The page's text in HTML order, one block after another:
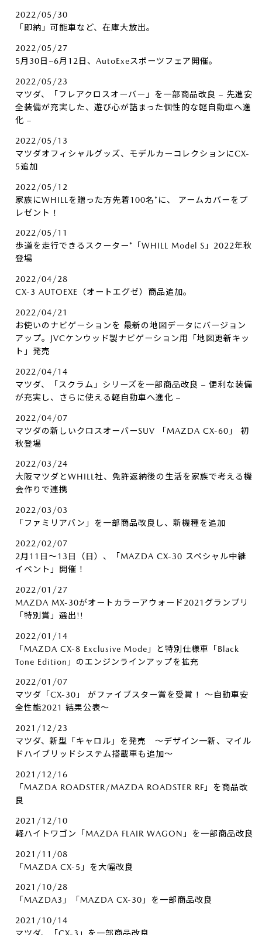
2022/05/30
「即納」可能車など、在庫大放出。
2022/05/27
5月30日~6月12日、AutoExeスポーツフェア開催。
2022/05/23
マツダ、「フレアクロスオーバー」を一部商品改良 – 先進安
全装備が充実した、遊び心が詰まった個性的な軽自動車へ進
化 –
2022/05/13
マツダオフィシャルグッズ、モデルカーコレクションにCX-
5追加
2022/05/12
家族にWHILLを贈った方先着100名*に、​ アームカバーをプ
レゼント！
2022/05/11
歩道を走行できるスクーター*「WHILL Model S」2022年秋
登場
2022/04/28
CX-3 AUTOEXE（オートエグゼ）商品追加。
2022/04/21
お使いのナビゲーションを 最新の地図データにバージョン
アップ。JVCケンウッド製ナビゲーション用「地図更新キッ
ト」発売
2022/04/14
マツダ、「スクラム」シリーズを一部商品改良 – 便利な装備
が充実し、さらに使える軽自動車へ進化 –
2022/04/07
マツダの新しいクロスオーバーSUV 「MAZDA CX-60」 初
秋登場
2022/03/24
大阪マツダとWHILL社、免許返納後の生活を家族で考える機
会作りで連携
2022/03/03
「ファミリアバン」を一部商品改良し、新機種を追加
2022/02/07
2月11日～13日（日）、「MAZDA CX-30 スペシャル中継
イベント」開催！
2022/01/27
MAZDA MX-30がオートカラーアウォード2021グランプリ
「特別賞」選出!!
2022/01/14
「MAZDA CX-8 Exclusive Mode」と特別仕様車「Black
Tone Edition」のエンジンラインアップを拡充
2022/01/07
マツダ「CX-30」 がファイブスター賞を受賞！ ～自動車安
全性能2021 結果公表～
2021/12/23
マツダ、新型「キャロル」を発売 ～デザイン一新、マイル
ドハイブリッドシステム搭載車も追加～
2021/12/16
「MAZDA ROADSTER/MAZDA ROADSTER RF」を商品改
良
2021/12/10
軽ハイトワゴン「MAZDA FLAIR WAGON」を一部商品改良
2021/11/08
「MAZDA CX-5」を大幅改良
2021/10/28
「MAZDA3」「MAZDA CX-30」を一部商品改良
2021/10/14